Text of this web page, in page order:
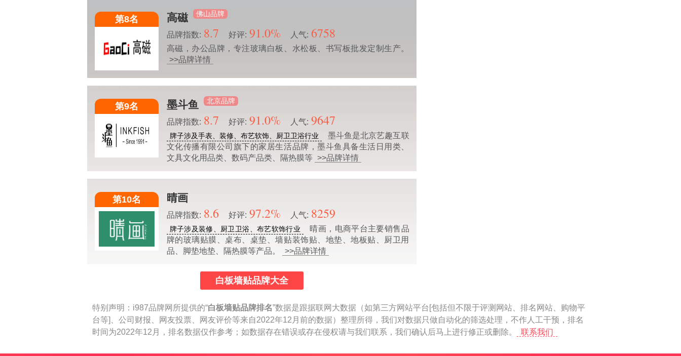
第8名 高磁 佛山品牌
品牌指数: 8.7 好评: 91.0% 人气: 6758
高磁，办公品牌，专注玻璃白板、水松板、书写板批发定制生产。
>>品牌详情
第9名 墨斗鱼 北京品牌
品牌指数: 8.7 好评: 91.0% 人气: 9647
牌子涉及手表、装修、布艺软饰、厨卫卫浴行业
墨斗鱼是北京艺趣互联
文化传播有限公司旗下的家居生活品牌，墨斗鱼具备生活日用类、
文具文化用品类、数码产品类、隔热膜等 >>品牌详情
第10名 晴画
品牌指数: 8.6 好评: 97.2% 人气: 8259
牌子涉及装修、厨卫卫浴、布艺软饰行业
晴画，电商平台主要销售品
牌的玻璃贴膜、桌布、桌垫、墙贴装饰贴、地垫、地板贴、厨卫用
品、脚垫地垫、隔热膜等产品。
>>品牌详情
白板墙贴品牌大全
特别声明： i987品牌网所提供的“白板墙贴品牌排名”数据是跟据联网大数据（如第三方网站平台[包括但不限于评测网站、排名网站、购物平
台等]、公司财报、网友投票、网友评价等来自2022年12月前的数据）整理所得，我们对数据只做自动化的筛选处理，不作人工干预，排名
时间为2022年12月，排名数据仅作参考；如数据存在错误或存在侵权请与我们联系，我们确认后马上进行修正或删除。
联系我们